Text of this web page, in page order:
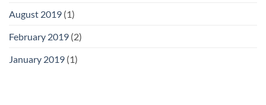
August 2019 (1)
February 2019 (2)
January 2019 (1)